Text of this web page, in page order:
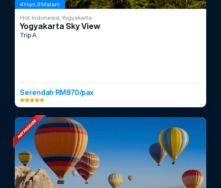
4 Hari 3 Malam
Hot, Indonesia, Yogyakarta
Yogyakarta Sky View
Trip A
Serendah RM870/pax